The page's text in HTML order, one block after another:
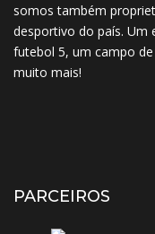
somos também
desportivo do país. Um
futebol 5, um campo
muito mais!
PARCEIROS